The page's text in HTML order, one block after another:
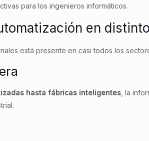
para los ingenieros informáticos.
en
está presente en casi todos los
hasta fábricas inteligentes , la